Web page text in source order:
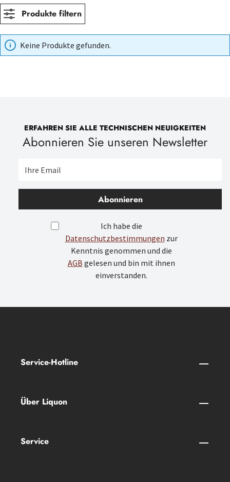
Produkte filtern
Keine Produkte gefunden.
ERFAHREN SIE ALLE TECHNISCHEN NEUIGKEITEN
Abonnieren Sie unseren Newsletter
Abonnieren
Ich habe die
Datenschutzbestimmungen zur
Kenntnis genommen und die
AGB gelesen und bin mit ihnen
einverstanden.
Service-Hotline
Über Liquon
Service